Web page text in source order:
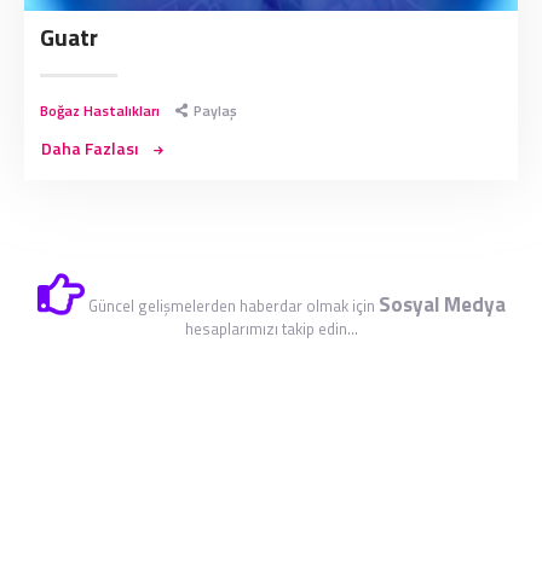
Guatr
Boğaz Hastalıkları Paylaş
Daha Fazlası
Güncel gelişmelerden haberdar olmak için Sosyal Medya
hesaplarımızı takip edin...